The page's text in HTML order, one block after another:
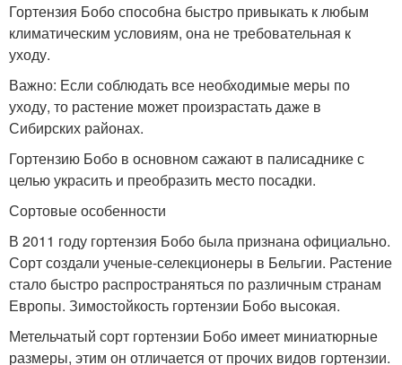
Гортензия Бобо способна быстро привыкать к любым
климатическим условиям, она не требовательная к
уходу.
Важно: Если соблюдать все необходимые меры по
уходу, то растение может произрастать даже в
Сибирских районах.
Гортензию Бобо в основном сажают в палисаднике с
целью украсить и преобразить место посадки.
Сортовые особенности
В 2011 году гортензия Бобо была признана официально.
Сорт создали ученые-селекционеры в Бельгии. Растение
стало быстро распространяться по различным странам
Европы. Зимостойкость гортензии Бобо высокая.
Метельчатый сорт гортензии Бобо имеет миниатюрные
размеры, этим он отличается от прочих видов гортензии.